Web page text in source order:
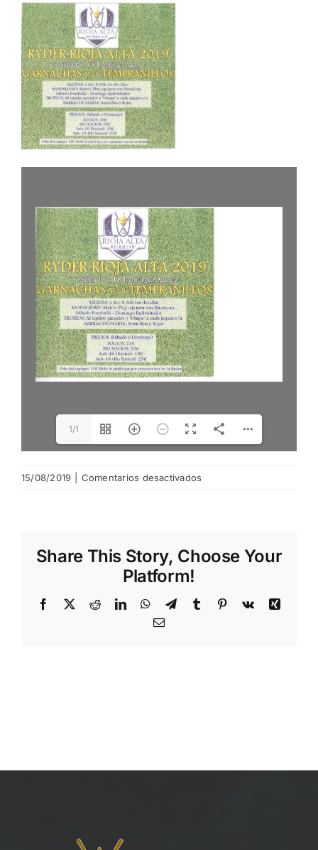
NOTICIAS
HAZTE SOCIO
OFERTAS
RESERVAR
1/1
15/08/2019 Comentarios desactivados
Share This Story, Choose Your
Platform!
Facebook
X RedditLinkedInWhatsApp
TelegramTumblr Pinterest
Vk
Xing
Email